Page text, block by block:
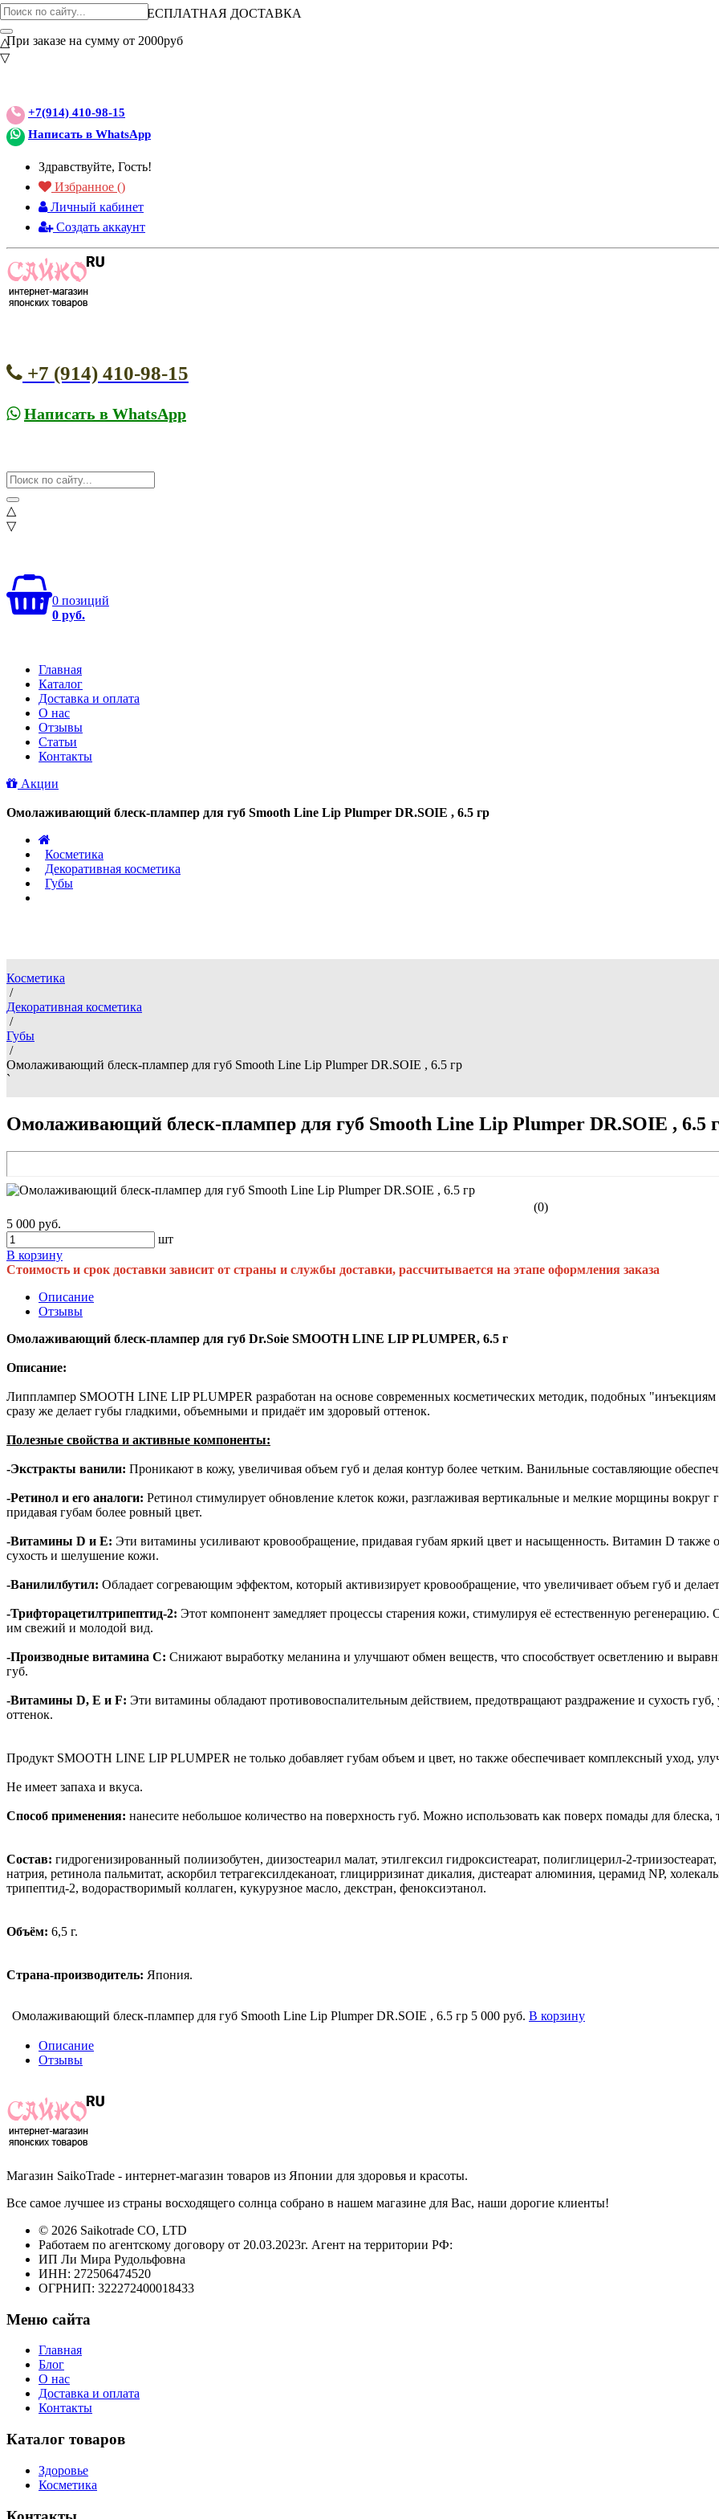
ВНИМАНИЕ АКЦИЯ!
БЕСПЛАТНАЯ ДОСТАВКА
При заказе на сумму от 2000руб
+7(914) 410-98-15
Написать в WhatsApp
Здравствуйте, Гость!
Избранное ()
Личный кабинет
Создать аккаунт
+7 (914) 410-98-15
Написать в WhatsApp
△
▽
0 позиций
0 руб.
Главная
Каталог
Доставка и оплата
О нас
Отзывы
Статьи
Контакты
Акции
△
▽
Косметика
Декоративная косметика
Губы
Косметика
/
Декоративная косметика
/
Губы
/
Омолаживающий блеск-плампер для губ Smooth Line Lip Plumper DR.SOIE , 6.5 гр
`
Омолаживающий блеск-плампер для губ Smooth Line Lip Plumper DR.SOIE , 6.5
(0)
5 000 руб.
шт
В корзину
Стоимость и срок доставки зависит от страны и службы доставки, рассчитывается на этапе оформления заказа
Описание
Отзывы
Омолаживающий блеск-плампер для губ Dr.Soie SMOOTH LINE LIP PLUMPER, 6.5 г
Описание:
Липплампер SMOOTH LINE LIP PLUMPER разработан на основе современных косметических методик, подобных
сразу же делает губы гладкими, объемными и придаёт им здоровый оттенок.
Полезные свойства и активные компоненты:
-Экстракты ванили: Проникают в кожу, увеличивая объем губ и делая контур более четким. Ванильные составляющие
-Ретинол и его аналоги: Ретинол стимулирует обновление клеток кожи, разглаживая вертикальные и мелкие морщины
придавая губам более ровный цвет.
-Витамины D и E: Эти витамины усиливают кровообращение, придавая губам яркий цвет и насыщенность. Витамин D также
сухость и шелушение кожи.
-Ванилилбутил: Обладает согревающим эффектом, который активизирует кровообращение, что увеличивает объем губ и
-Трифторацетилтрипептид-2: Этот компонент замедляет процессы старения кожи, стимулируя её естественную регенерацию.
им свежий и молодой вид.
-Производные витамина С: Снижают выработку меланина и улучшают обмен веществ, что способствует осветлению и
губ.
-Витамины D, E и F: Эти витамины обладают противовоспалительным действием, предотвращают раздражение и сухость
оттенок.
Продукт SMOOTH LINE LIP PLUMPER не только добавляет губам объем и цвет, но также обеспечивает комплексный уход,
Не имеет запаха и вкуса.
Способ применения: нанесите небольшое количество на поверхность губ. Можно использовать как поверх помады для блеска,
Состав: гидрогенизированный полиизобутен, диизостеарил малат, этилгексил гидроксистеарат, полиглицерил-2-
натрия, ретинола пальмитат, аскорбил тетрагексилдеканоат, глицирризинат дикалия, дистеарат алюминия, церамид NP,
трипептид-2, водорастворимый коллаген, кукурузное масло, декстран, феноксиэтанол.
Объём: 6,5 г.
Страна-производитель: Япония.
Омолаживающий блеск-плампер для губ Smooth Line Lip Plumper DR.SOIE , 6.5 гр 5 000 руб. В корзину
Описание
Отзывы
Магазин SaikoTrade - интернет-магазин товаров из Японии для здоровья и красоты.
Все самое лучшее из страны восходящего солнца собрано в нашем магазине для Вас, наши дорогие клиенты!
© 2026 Saikotrade CO, LTD
Работаем по агентскому договору от 20.03.2023г. Агент на территории РФ:
ИП Ли Мира Рудольфовна
ИНН: 272506474520
ОГРНИП: 322272400018433
Меню сайта
Главная
Блог
О нас
Доставка и оплата
Контакты
Каталог товаров
Здоровье
Косметика